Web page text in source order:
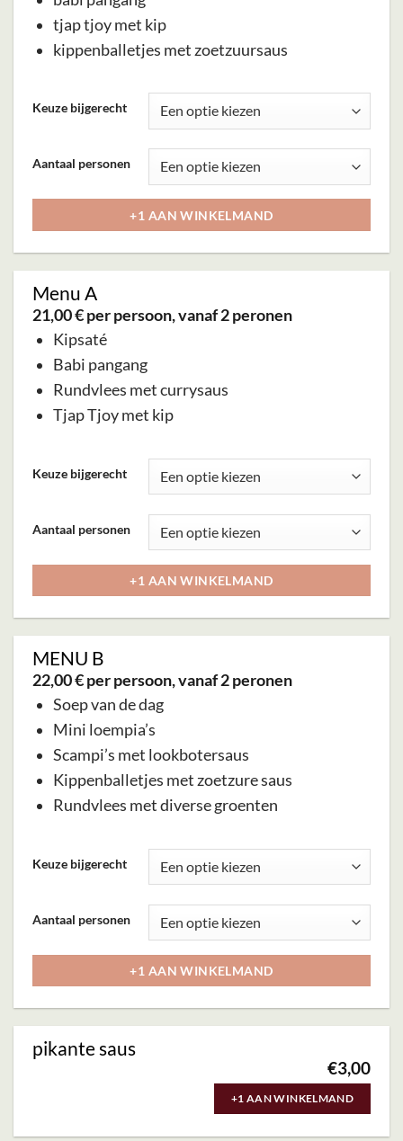
tjap tjoy met kip
kippenballetjes met zoetzuursaus
product
meerdere
variaties.
kan
gekozen
worden
op
de
productpagina
Keuze bijgerecht
Aantaal personen
+1 AAN WINKELMAND
Menu A
21,00 € per persoon, vanaf 2 peronen
Kipsaté
Babi pangang
Rundvlees met currysaus
Tjap Tjoy met kip
product
meerdere
variaties.
kan
gekozen
worden
op
de
productpagina
Keuze bijgerecht
Aantaal personen
+1 AAN WINKELMAND
MENU B
22,00 € per persoon, vanaf 2 peronen
Soep van de dag
Mini loempia’s
Scampi’s met lookbotersaus
Kippenballetjes met zoetzure saus
Rundvlees met diverse groenten
product
meerdere
variaties.
kan
gekozen
Keuze bijgerecht
Aantaal personen
+1 AAN WINKELMAND
pikante saus
€3,00
+1 AAN WINKELMAND